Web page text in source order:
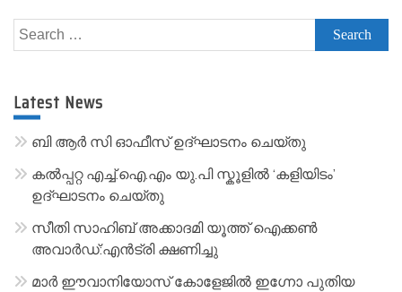
l
n
a
e
Search
for:
Latest News
ബി ആർ സി ഓഫീസ് ഉദ്ഘാടനം ചെയ്തു
കൽപ്പറ്റ എച്ച്.ഐ.എം യു.പി സ്കൂ‌ളിൽ ‘കളിയിടം’
ഉദ്ഘാടനം ചെയ്തു
സീതി സാഹിബ് അക്കാദമി യൂത്ത് ഐക്കൺ
അവാർഡ്:എൻട്രി ക്ഷണിച്ചു
മാർ ഈവാനിയോസ് കോളേജിൽ ഇഗ്നോ പുതിയ